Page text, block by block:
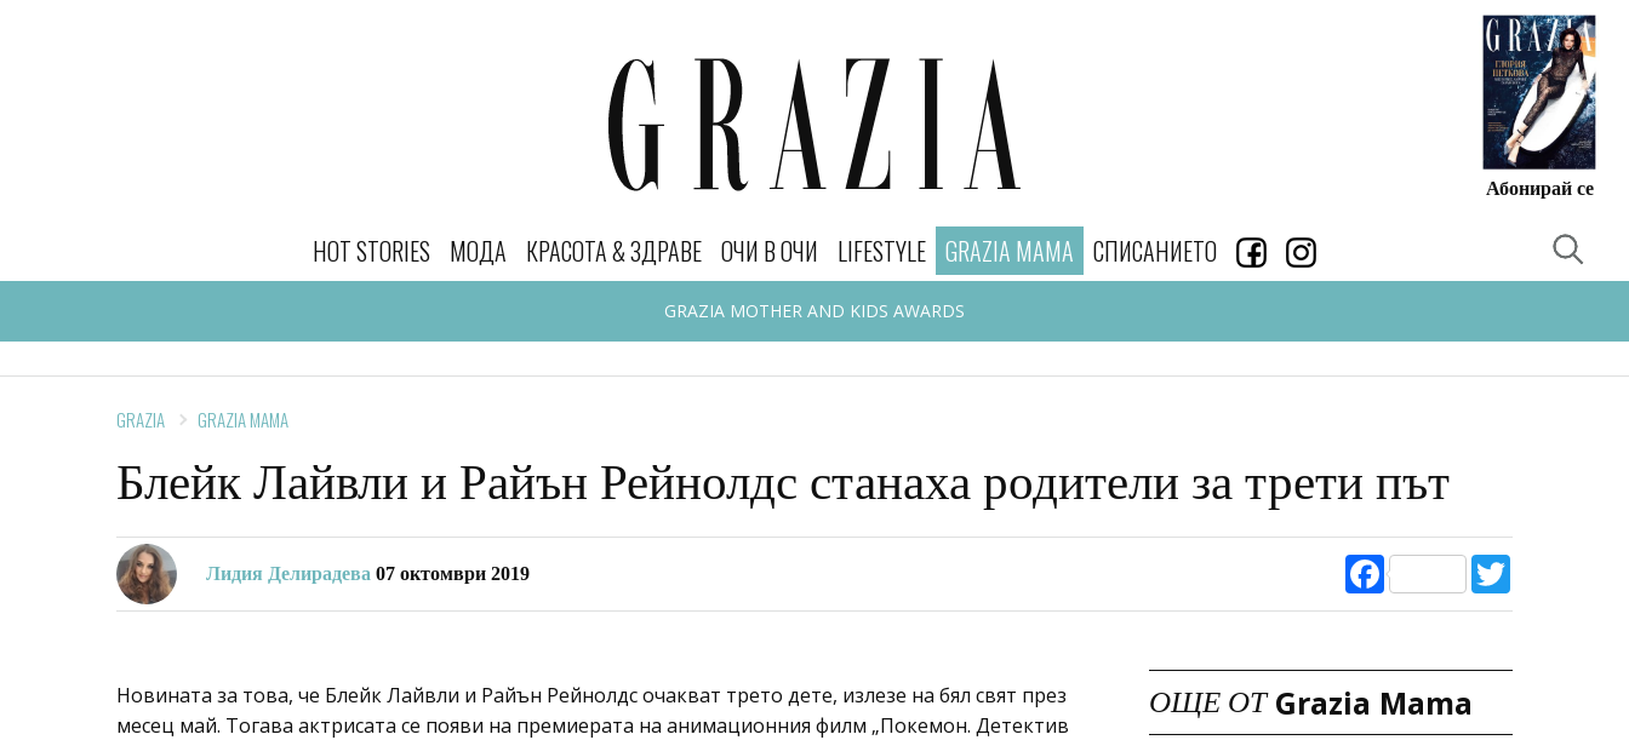
Абонирай се
HOT STORIES МОДА КРАСОТА & ЗДРАВЕ ОЧИ В ОЧИ LIFESTYLE GRAZIA MAMA
GRAZIA MOTHER AND KIDS AWARDS
СПИСАНИЕТО
GRAZIA GRAZIA MAMA
Блейк Лайвли и Райън Рейнолдс станаха родители за трети път
Лидия Делирадева 07 октомври 2019 Facebook
Новината за това, че Блейк Лайвли и Райън Рейнолдс очакват трето дете, излезе на бял свят през
месец май. Тогава актрисата се появи на премиерата на анимационния филм „Покемон. Детектив
ОЩЕ ОТ Grazia Mama